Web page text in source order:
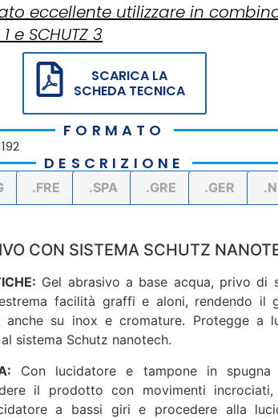
eccellente utilizzare in
e SCHUTZ 3
SCARICA LA
SCHEDA TECNICA
FORMATO
DESCRIZIONE
.FRE .SPA .GRE .GER
CON SISTEMA SCHUTZ
Gel abrasivo a base acqua, privo di
facilità graffi e aloni, rendendo il
anche su inox e cromature. Protegge a
sistema Schutz nanotech.
Con lucidatore e tampone in spugna
il prodotto con movimenti incrociati,
a bassi giri e procedere alla